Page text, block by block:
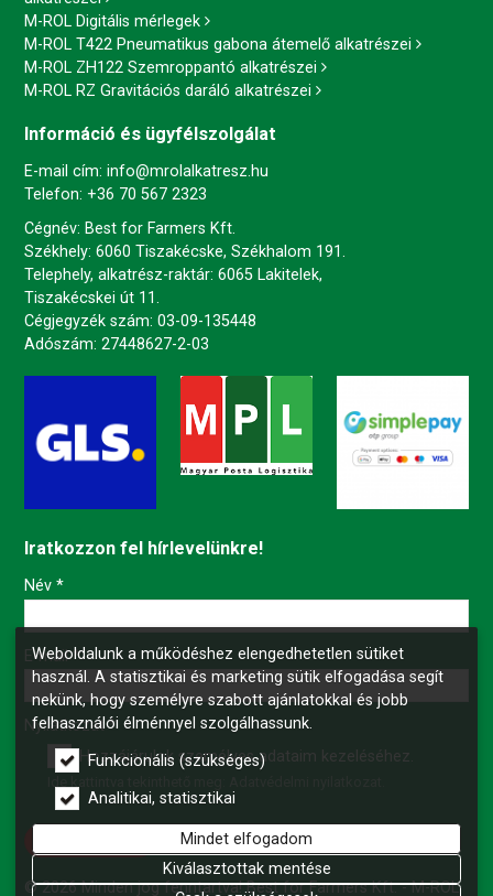
M-ROL Digitális mérlegek
M-ROL T422 Pneumatikus gabona átemelő alkatrészei
M-ROL ZH122 Szemroppantó alkatrészei
M-ROL RZ Gravitációs daráló alkatrészei
Információ és ügyfélszolgálat
E-mail cím: info@mrolalkatresz.hu
Telefon: +36 70 567 2323
Cégnév: Best for Farmers Kft.
Székhely: 6060 Tiszakécske, Székhalom 191.
Telephely, alkatrész-raktár: 6065 Lakitelek,
Tiszakécskei út 11.
Cégjegyzék szám: 03-09-135448
Adószám: 27448627-2-03
Iratkozzon fel hírlevelünkre!
-
-
-
Név *
E-mail*
Nyilatkozat*
Hozzájárulok személyes adataim kezeléséhez.
© 2026 Minden jog fenntartva! Best for Farmers Kft. - M-ROL
Weboldalunk a működéshez elengedhetetlen sütiket
használ. A statisztikai és marketing sütik elfogadása segít
nekünk, hogy személyre szabott ajánlatokkal és jobb
felhasználói élménnyel szolgálhassunk.
Funkcionális (szükséges)
Analitikai, statisztikai
Mindet elfogadom
Kiválasztottak mentése